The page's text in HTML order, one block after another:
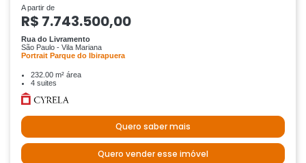
A partir de
R$ 7.743.500,00
Rua do Livramento
São Paulo - Vila Mariana
Portrait Parque do Ibirapuera
232.00 m² área
4 suites
Quero saber mais
Quero vender esse imóvel